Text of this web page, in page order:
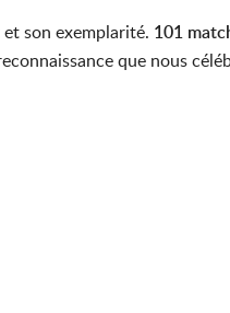
son exemplarité. 101
que nous